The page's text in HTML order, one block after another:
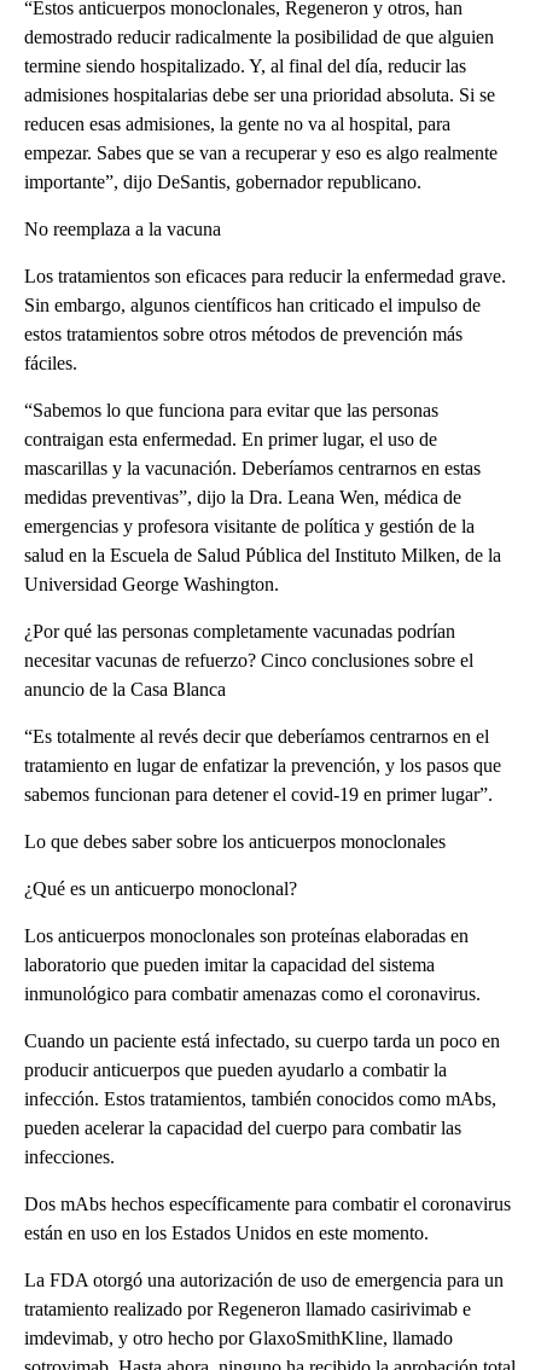
“Estos anticuerpos monoclonales, Regeneron y otros, han
demostrado reducir radicalmente la posibilidad de que alguien
termine siendo hospitalizado. Y, al final del día, reducir las
admisiones hospitalarias debe ser una prioridad absoluta. Si se
reducen esas admisiones, la gente no va al hospital, para
empezar. Sabes que se van a recuperar y eso es algo realmente
importante”, dijo DeSantis, gobernador republicano.
No reemplaza a la vacuna
Los tratamientos son eficaces para reducir la enfermedad grave.
Sin embargo, algunos científicos han criticado el impulso de
estos tratamientos sobre otros métodos de prevención más
fáciles.
“Sabemos lo que funciona para evitar que las personas
contraigan esta enfermedad. En primer lugar, el uso de
mascarillas y la vacunación. Deberíamos centrarnos en estas
medidas preventivas”, dijo la Dra. Leana Wen, médica de
emergencias y profesora visitante de política y gestión de la
salud en la Escuela de Salud Pública del Instituto Milken, de la
Universidad George Washington.
¿Por qué las personas completamente vacunadas podrían
necesitar vacunas de refuerzo? Cinco conclusiones sobre el
anuncio de la Casa Blanca
“Es totalmente al revés decir que deberíamos centrarnos en el
tratamiento en lugar de enfatizar la prevención, y los pasos que
sabemos funcionan para detener el covid-19 en primer lugar”.
Lo que debes saber sobre los anticuerpos monoclonales
¿Qué es un anticuerpo monoclonal?
Los anticuerpos monoclonales son proteínas elaboradas en
laboratorio que pueden imitar la capacidad del sistema
inmunológico para combatir amenazas como el coronavirus.
Cuando un paciente está infectado, su cuerpo tarda un poco en
producir anticuerpos que pueden ayudarlo a combatir la
infección. Estos tratamientos, también conocidos como mAbs,
pueden acelerar la capacidad del cuerpo para combatir las
infecciones.
Dos mAbs hechos específicamente para combatir el coronavirus
están en uso en los Estados Unidos en este momento.
La FDA otorgó una autorización de uso de emergencia para un
tratamiento realizado por Regeneron llamado casirivimab e
imdevimab, y otro hecho por GlaxoSmithKline, llamado